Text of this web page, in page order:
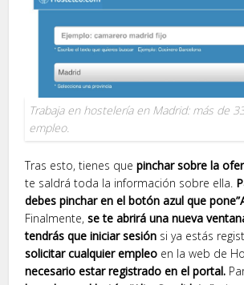
Trabaja en hostelería en Madrid: más de
empleo.
Tras esto, tienes quepinchar sobre la
te saldrá toda la información sobre ella.
debes pinchar en el botón azul que
Finalmente,se te abrirá una nueva
tendrás que iniciar sesión si ya estás
solicitar cualquier empleo en la web de
necesario estar registrado en el portal.